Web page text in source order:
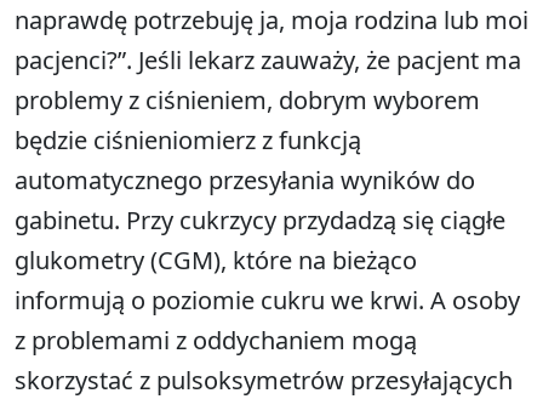
naprawdę potrzebuję ja, moja rodzina lub moi
pacjenci?”. Jeśli lekarz zauważy, że pacjent ma
problemy z ciśnieniem, dobrym wyborem
będzie ciśnieniomierz z funkcją
automatycznego przesyłania wyników do
gabinetu. Przy cukrzycy przydadzą się ciągłe
glukometry (CGM), które na bieżąco
informują o poziomie cukru we krwi. A osoby
z problemami z oddychaniem mogą
skorzystać z pulsoksymetrów przesyłających